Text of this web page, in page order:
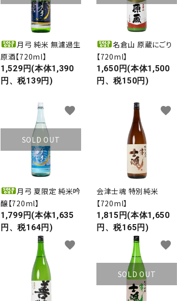
月弓 純米 無濾過生
原酒【720ml】
1,529円(本体1,390
円、税139円)
名倉山 原蔵にごり
【720ml】
1,650円(本体1,500
円、税150円)
SOLD OUT
月弓 夏限定 純米吟
醸【720ml】
1,799円(本体1,635
円、税164円)
favorite
会津士魂 特別純米
【720ml】
1,815円(本体1,650
円、税165円)
favorite
favorite
SOLD OUT
favorite